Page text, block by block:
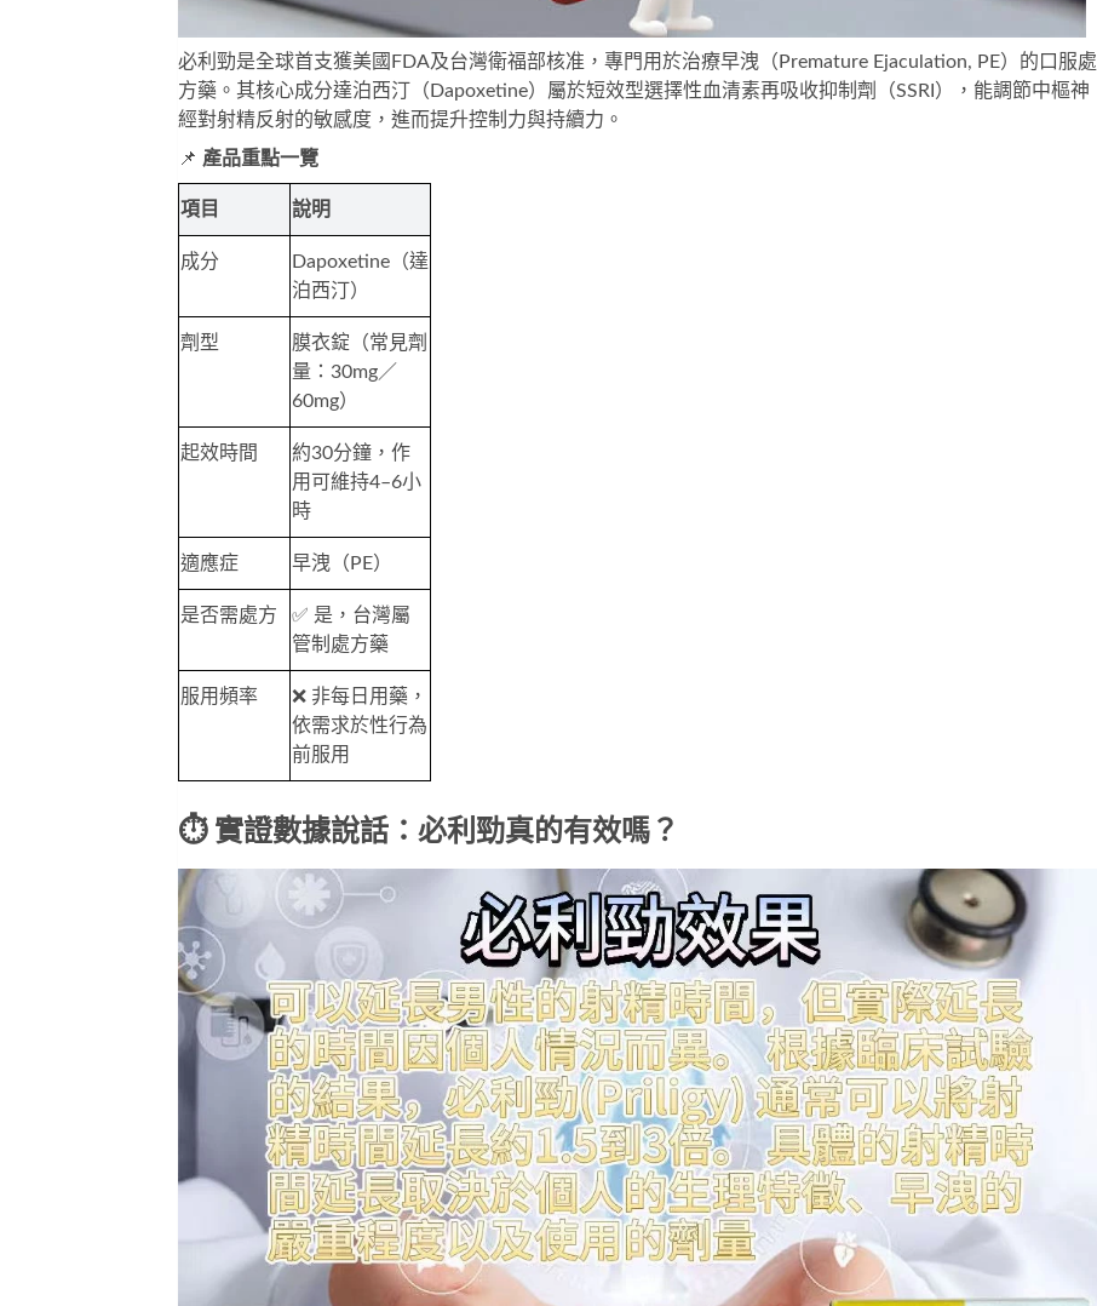
必利勁是全球首支獲美國FDA及台灣衛福部核准，專門用於治療早洩（Premature Ejaculation, PE）的口服處
方藥。其核心成分達泊西汀（Dapoxetine）屬於短效型選擇性血清素再吸收抑制劑（SSRI），能調節中樞神
經對射精反射的敏感度，進而提升控制力與持續力。
📌 產品重點一覽
項目 說明
成分
Dapoxetine（達
泊西汀）
劑型
膜衣錠（常見劑
量：30mg／
60mg）
起效時間
約30分鐘，作
用可維持4–6小
時
適應症 早洩（PE）
是否需處方
✅ 是，台灣屬
管制處方藥
服用頻率
❌ 非每日用藥，
依需求於性行為
前服用
⏱️ 實證數據說話：必利勁真的有效嗎？